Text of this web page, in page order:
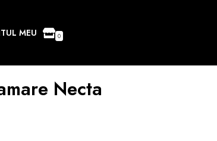
MEU 0
Necta